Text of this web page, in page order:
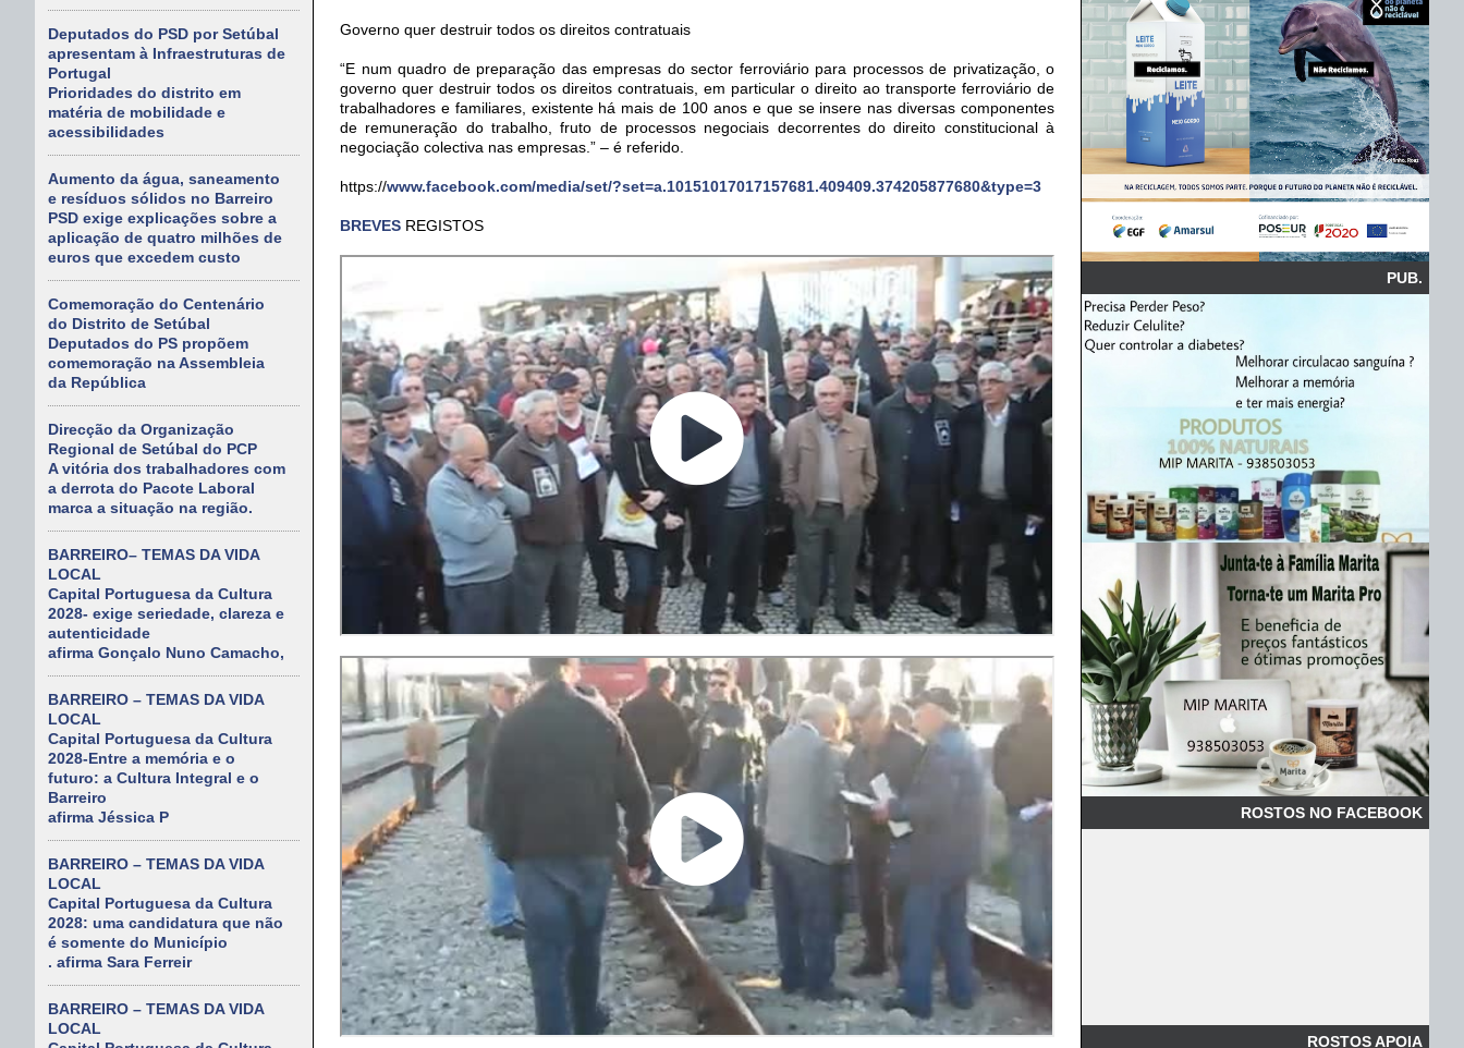
Deputados do PSD por Setúbal
apresentam à Infraestruturas de
Portugal
Prioridades do distrito em
matéria de mobilidade e
acessibilidades
Aumento da água, saneamento
e resíduos sólidos no Barreiro
PSD exige explicações sobre a
aplicação de quatro milhões de
euros que excedem custo
Comemoração do Centenário
do Distrito de Setúbal
Deputados do PS propõem
comemoração na Assembleia
da República
Direcção da Organização
Regional de Setúbal do PCP
A vitória dos trabalhadores com
a derrota do Pacote Laboral
marca a situação na região.
BARREIRO– TEMAS DA VIDA
LOCAL
Capital Portuguesa da Cultura
2028- exige seriedade, clareza e
autenticidade
afirma Gonçalo Nuno Camacho,
BARREIRO – TEMAS DA VIDA
LOCAL
Capital Portuguesa da Cultura
2028-Entre a memória e o
futuro: a Cultura Integral e o
Barreiro
afirma Jéssica P
BARREIRO – TEMAS DA VIDA
LOCAL
Capital Portuguesa da Cultura
2028: uma candidatura que não
é somente do Município
. afirma Sara Ferreir
BARREIRO – TEMAS DA VIDA
LOCAL
Governo quer destruir todos os direitos contratuais
“E num quadro de preparação das empresas do sector ferroviário para processos de privatização, o
governo quer destruir todos os direitos contratuais, em particular o direito ao transporte ferroviário de
trabalhadores e familiares, existente há mais de 100 anos e que se insere nas diversas componentes
de remuneração do trabalho, fruto de processos negociais decorrentes do direito constitucional à
negociação colectiva nas empresas.” – é referido.
https://www.facebook.com/media/set/?set=a.10151017017157681.409409.374205877680&type=3
BREVES REGISTOS
PUB.
ROSTOS NO FACEBOOK
ROSTOS APOIA